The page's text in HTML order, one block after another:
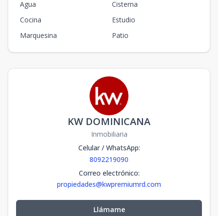
Agua
Cisterna
Cocina
Estudio
Marquesina
Patio
KW DOMINICANA
Inmobiliaria
Celular / WhatsApp:
8092219090
Correo electrónico:
propiedades@kwpremiumrd.com
Llámame